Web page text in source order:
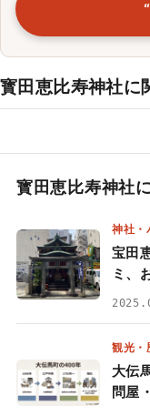
寳田恵比寿神社に
寳田恵比寿神社
神社・
宝田
ミ、
観光・
大伝
問屋